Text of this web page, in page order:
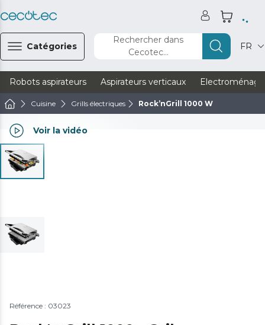
Catégories
Rechercher dans
Cecotec...
FR
Robots aspirateurs Aspirateurs verticaux
Cuisine Grills électriques Rock’nGrill 1000 W
Voir la vidéo
Référence : 03023